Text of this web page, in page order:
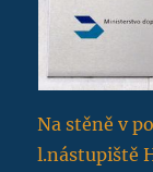
Na stěně v
l.nástupiště